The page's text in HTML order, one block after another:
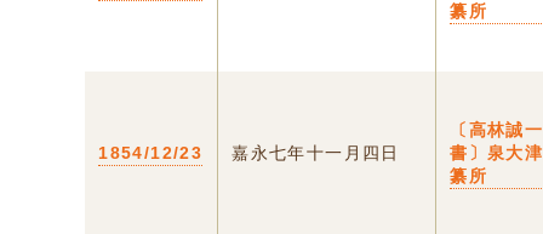
纂所
1854/12/23 嘉永七年十一月四日
〔高林誠
書〕泉大
纂所